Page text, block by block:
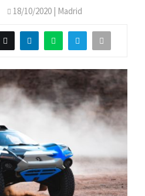
18/10/2020 | Madrid